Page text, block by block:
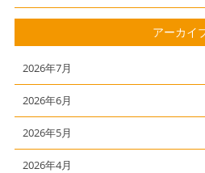
アーカイ
2026年7月
2026年6月
2026年5月
2026年4月